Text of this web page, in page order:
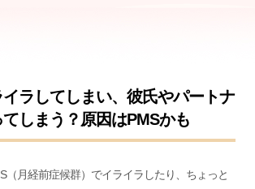
ラしてしまい、彼氏やパートナ
しまう？原因はPMSかも
（月経前症候群）でイライラしたり、ちょっと